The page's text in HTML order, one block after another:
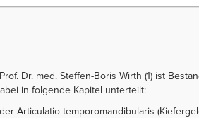
Dr. med. Steffen-Boris Wirth (1) ist
in folgende Kapitel unterteilt:
Articulatio temporomandibularis